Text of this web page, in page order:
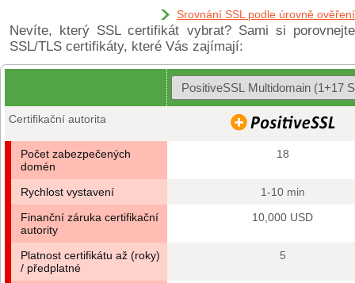
Srovnání SSL podle úrovně ověření
Nevíte, který SSL certifikát vybrat? Sami si porovnejte
SSL/TLS certifikáty, které Vás zajímají:
Certifikační autorita
Počet zabezpečených
domén
18
Rychlost vystavení
1-10 min
Finanční záruka certifikační
autority
10,000 USD
Platnost certifikátu až (roky)
/ předplatné
5